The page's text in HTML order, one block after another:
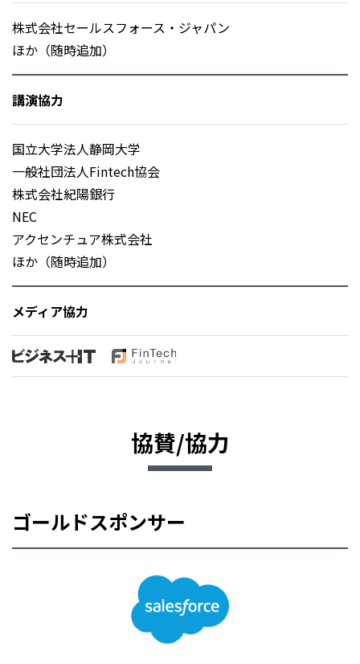
株式会社セールスフォース・ジャパン
ほか（随時追加）
講演協力
国立大学法人静岡大学
一般社団法人Fintech協会
株式会社紀陽銀行
NEC
アクセンチュア株式会社
ほか（随時追加）
メディア協力
協賛/協力
ゴールドスポンサー